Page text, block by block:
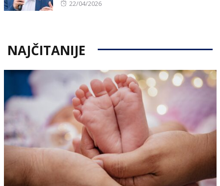
Posted
22/04/2026
NAJČITANIJE